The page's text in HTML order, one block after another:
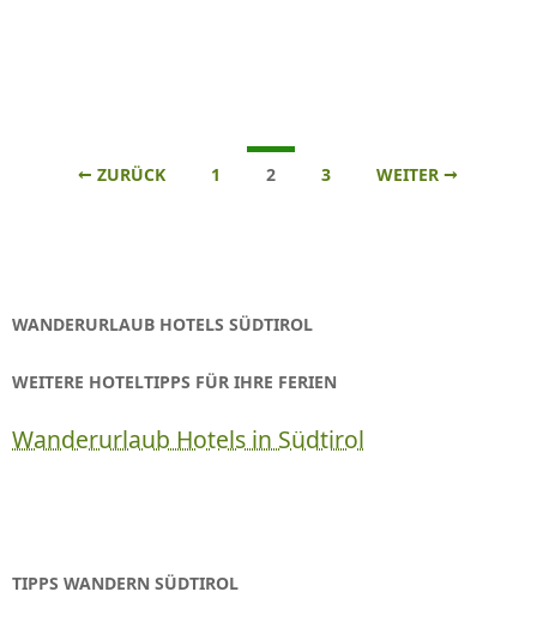
Beitrags-← ZURÜCK 1 2 3 WEITER →
WANDERURLAUB HOTELS SÜDTIROL
WEITERE HOTELTIPPS FÜR IHRE FERIEN
Wanderurlaub Hotels in Südtirol
TIPPS WANDERN SÜDTIROL